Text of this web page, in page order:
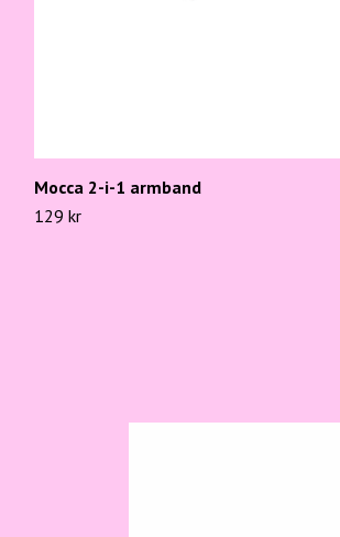
Mocca 2-i-1 armband
129 kr